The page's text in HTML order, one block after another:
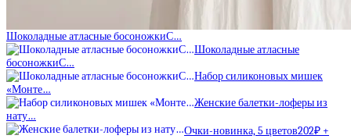
Шоколадные атласные босоножкиС…
Шоколадные атласные
босоножкиС…
Набор силиконовых мишек
«Монте…
Женские балетки-лоферы из
нату…
Очки-новинка, 5 цветов202₽ +